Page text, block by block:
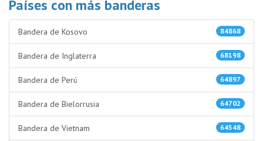
Países con más banderas
84868
Bandera de Kosovo
68198
Bandera de Inglaterra
64897
Bandera de Perú
64702
Bandera de Bielorrusia
64548
Bandera de Vietnam